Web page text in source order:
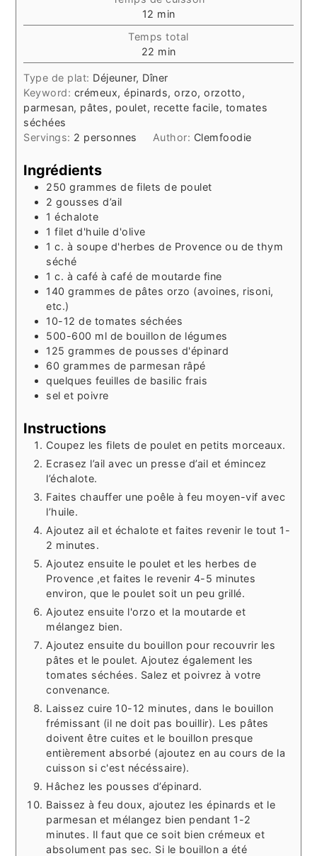
12 minutes
min
Temps total
22 minutes
min
Type de plat: Déjeuner, Dîner
Keyword: crémeux, épinards, orzo, orzotto,
parmesan, pâtes, poulet, recette facile, tomates
séchées
Servings: 2 personnes Author: Clemfoodie
Ingrédients
250 grammes de filets de poulet
2 gousses d’ail
1 échalote
1 filet d'huile d'olive
1 c. à soupe d'herbes de Provence ou de thym
séché
1 c. à café à café de moutarde fine
140 grammes de pâtes orzo (avoines, risoni,
etc.)
10-12 de tomates séchées
500-600 ml de bouillon de légumes
125 grammes de pousses d'épinard
60 grammes de parmesan râpé
quelques feuilles de basilic frais
sel et poivre
Instructions
Coupez les filets de poulet en petits morceaux.
Ecrasez l’ail avec un presse d’ail et émincez
l’échalote.
Faites chauffer une poêle à feu moyen-vif avec
l’huile.
Ajoutez ail et échalote et faites revenir le tout 1-
2 minutes.
Ajoutez ensuite le poulet et les herbes de
Provence ,et faites le revenir 4-5 minutes
environ, que le poulet soit un peu grillé.
Ajoutez ensuite l'orzo et la moutarde et
mélangez bien.
Ajoutez ensuite du bouillon pour recouvrir les
pâtes et le poulet. Ajoutez également les
tomates séchées. Salez et poivrez à votre
convenance.
Laissez cuire 10-12 minutes, dans le bouillon
frémissant (il ne doit pas bouillir). Les pâtes
doivent être cuites et le bouillon presque
entièrement absorbé (ajoutez en au cours de la
cuisson si c'est nécéssaire).
Hâchez les pousses d’épinard.
Baissez à feu doux, ajoutez les épinards et le
parmesan et mélangez bien pendant 1-2
minutes. Il faut que ce soit bien crémeux et
absolument pas sec. Si le bouillon a été